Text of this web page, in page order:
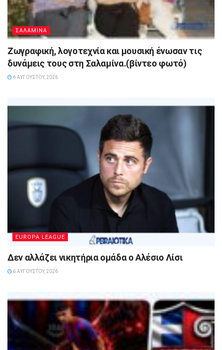
ΣΑΛΑΜΙΝΑ
Ζωγραφική, λογοτεχνία και μουσική ένωσαν τις
δυνάμεις τους στη Σαλαμίνα.(βίντεο φωτό)
6 ΑΥΓΟΎΣΤΟΥ, 2026
EUROPA LEAGUE
Δεν αλλάζει νικητήρια ομάδα ο Αλέσιο Λίσι
6 ΑΥΓΟΎΣΤΟΥ, 2026